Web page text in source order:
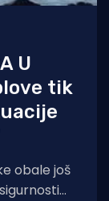
U
tik
obale još